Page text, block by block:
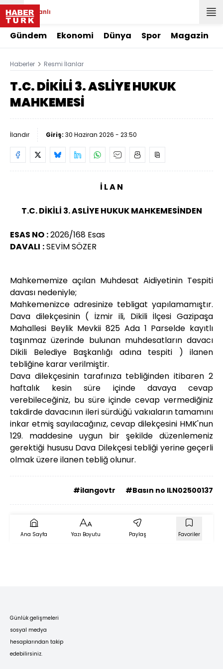
Canlı
Gündem Ekonomi Dünya Spor Magazin
Haberler Resmi İlanlar
T.C. DİKİLİ 3. ASLİYE HUKUK
MAHKEMESİ
İlandır Giriş: 30 Haziran 2026 - 23:50
İ L A N
T.C. DİKİLİ 3. ASLİYE HUKUK MAHKEMESİNDEN
ESAS NO :2026/168 Esas
DAVALI :SEVİM SÖZER
Mahkememize açılan Muhdesat Aidiyetinin Tespiti
davası nedeniyle;
Mahkemenizce adresinize tebligat yapılamamıştır.
Dava dilekçesinin ( İzmir ili, Dikili İlçesi Gazipaşa
Mahallesi Beylik Mevkii 825 Ada 1 Parselde kayıtlı
taşınmaz üzerinde bulunan muhdesatların davacı
Dikili Belediye Başkanlığı adına tespiti ) ilanen
tebliğine karar verilmiştir.
Dava dilekçesinin tarafınıza tebliğinden itibaren 2
haftalık kesin süre içinde davaya cevap
verebileceğiniz, bu süre içinde cevap vermediğiniz
takdirde davacının ileri sürdüğü vakıaların tamamını
inkar etmiş sayılacağınız, cevap dilekçesini HMK'nun
129. maddesine uygun bir şekilde düzenlemeniz
gerektiği hususu Dava Dilekçesi tebliği yerine geçerli
olmak üzere ilanen tebliğ olunur.
#ilangovtr #Basın no ILN02500137
Ana Sayfa Yazı Boyutu Paylaş Favoriler
Günlük gelişmeleri
sosyal medya
hesaplarından takip
edebilirsiniz.